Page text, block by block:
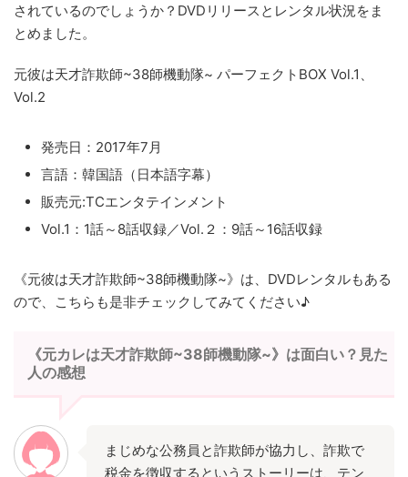
されているのでしょうか？DVDリリースとレンタル状況をま
とめました。
元彼は天才詐欺師~38師機動隊~ パーフェクトBOX Vol.1、
Vol.2
発売日：2017年7月
言語：韓国語（日本語字幕）
販売元:TCエンタテインメント
Vol.1：1話～8話収録／Vol.２：9話～16話収録
《元彼は天才詐欺師~38師機動隊~》は、DVDレンタルもある
ので、こちらも是非チェックしてみてください♪
《元カレは天才詐欺師~38師機動隊~》は面白い？見た
人の感想
まじめな公務員と詐欺師が協力し、詐欺で
税金を徴収するというストーリーは、テン